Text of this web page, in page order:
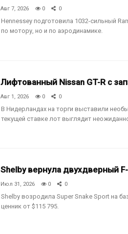
Авг 7, 2026 0 0
Hennessey подготовила 1032-сильный
по мотору, но и по аэродинамике.
Лифтованный Nissan GT-R с
Авг 1, 2026 0 0
В Нидерландах на торги выставили
текущей ставке лот выглядит
Shelby вернула двухдверный
Июл 31, 2026 0 0
Shelby возродила Super Snake Sport на
ценник от $115 795.